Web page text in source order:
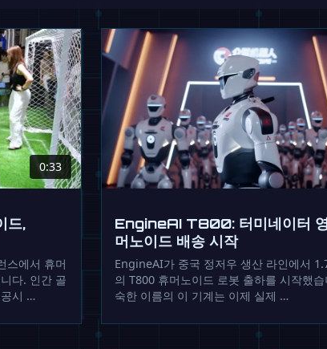
0:33
드,
스에서 휴머
다. 인간 골
공시 …
EngineAI T800: 터미네이터
머노이드 배송 시작
EngineAI가 중국 정저우 생산 라인에서
의 T800 휴머노이드 로봇 출하를 시작했습
숙한 이름의 이 기계는 이제 실제 …